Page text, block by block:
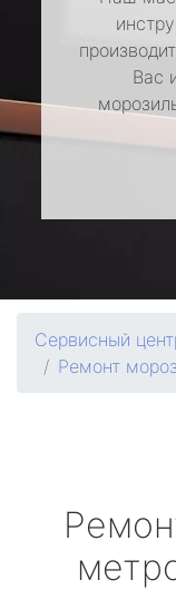
Вас
Сервисный
Ремонт